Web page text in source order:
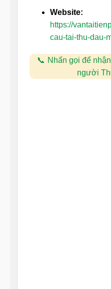
Website:
https://
cau-tai-thu-dau-
Nhấn gọi để
người